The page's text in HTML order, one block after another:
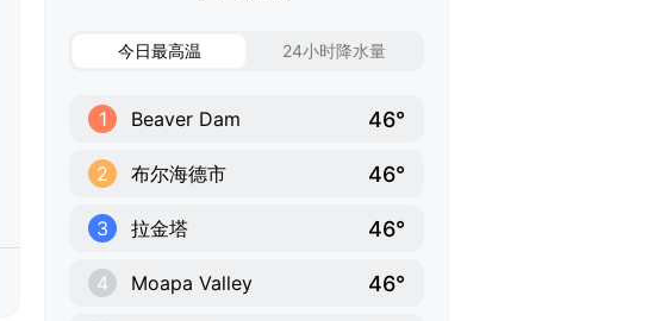
今日最高温 24小时降水量
1 Beaver Dam 46°
2 布尔海德市 46°
3 拉金塔 46°
4 Moapa Valley 46°